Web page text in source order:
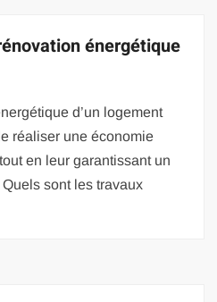
énergétique
d’un logement
réaliser une économie
en leur garantissant un
sont les travaux